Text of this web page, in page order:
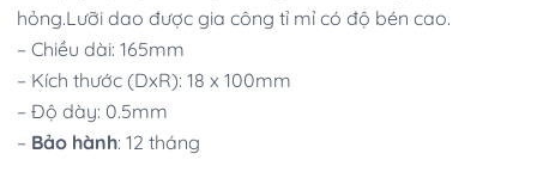
hỏng.Lưỡi dao được gia công tỉ mỉ có độ bén cao.
– Chiều dài: 165mm
– Kích thước (DxR): 18 x 100mm
– Độ dày: 0.5mm
– Bảo hành: 12 tháng